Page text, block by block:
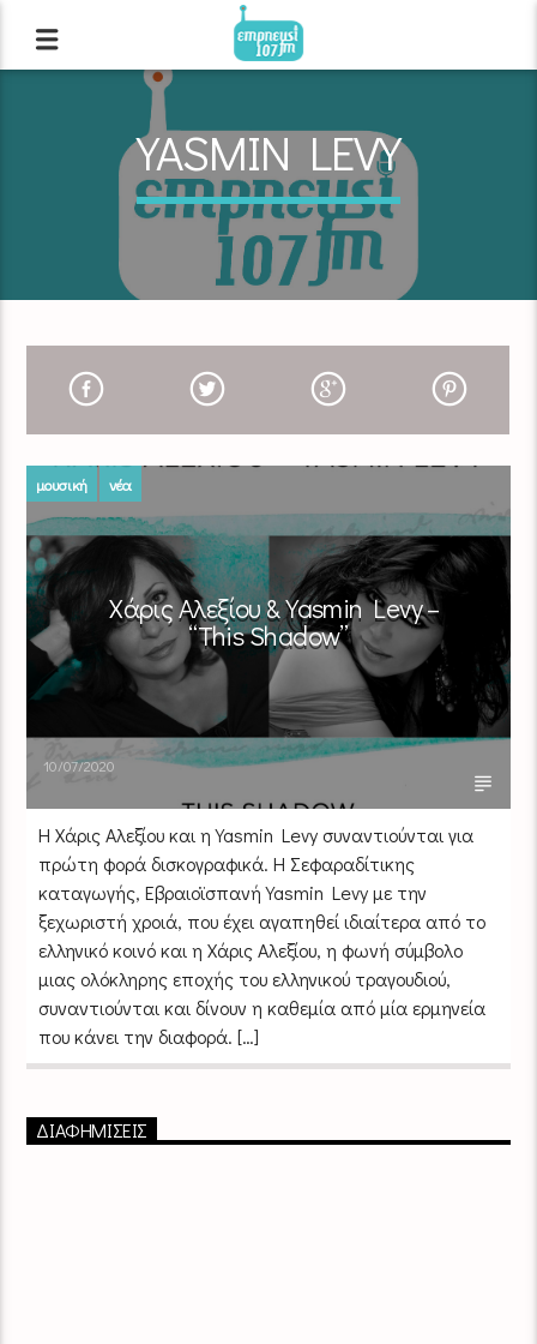
YASMIN LEVY
μουσική νέα
Χάρις Αλεξίου & Yasmin Levy –
“This Shadow”
10/07/2020
Η Χάρις Αλεξίου και η Yasmin Levy συναντιούνται για
πρώτη φορά δισκογραφικά. Η Σεφαραδίτικης
καταγωγής, Εβραιοϊσπανή Yasmin Levy με την
ξεχωριστή χροιά, που έχει αγαπηθεί ιδιαίτερα από το
ελληνικό κοινό και η Χάρις Αλεξίου, η φωνή σύμβολο
μιας ολόκληρης εποχής του ελληνικού τραγουδιού,
συναντιούνται και δίνουν η καθεμία από μία ερμηνεία
που κάνει την διαφορά. […]
ΔΙΑΦΗΜΙΣΕΙΣ